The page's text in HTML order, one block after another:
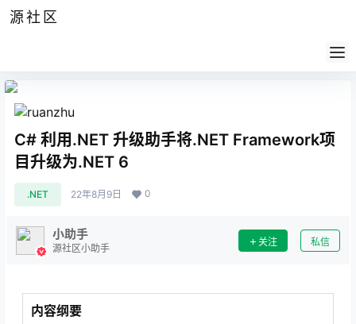
源社区
C# 利用.NET 升级助手将.NET Framework项
目升级为.NET 6
.NET 22年8月9日 0
小助手
源社区小助手
关注 私信
内容纲要